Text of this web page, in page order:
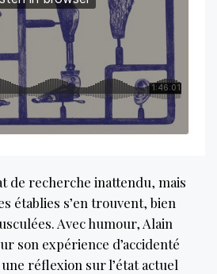
de recherche inattendu, mais
établies s’en trouvent, bien
Avec humour, Alain
son expérience d’accidenté
réflexion sur l’état actuel